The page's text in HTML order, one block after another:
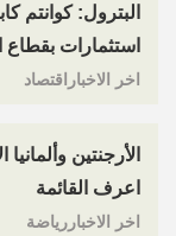
البترول: كوانتم
استثمارات بقطاع
اخر الاخباراقتصاد
الأرجنتين
اعرف القائمة
اخر الاخباررياضة